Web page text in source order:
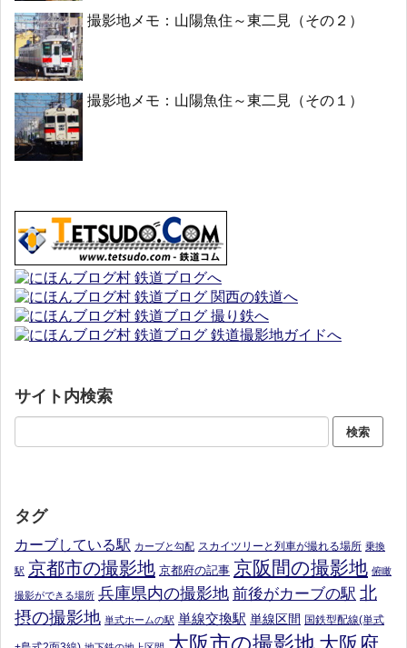
撮影地メモ：山陽魚住～東二見（その２）
撮影地メモ：山陽魚住～東二見（その１）
サイト内検索
タグ
カーブしている駅 カーブと勾配 スカイツリーと列車が撮れる場所 乗換
駅 京都市の撮影地 京都府の記事 京阪間の撮影地 俯瞰
撮影ができる場所 兵庫県内の撮影地 前後がカーブの駅 北
摂の撮影地 単式ホームの駅 単線交換駅 単線区間 国鉄型配線(単式